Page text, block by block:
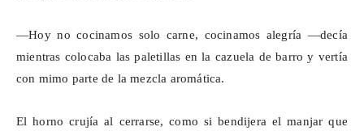
—Hoy no cocinamos solo carne, cocinamos alegría —decía
mientras colocaba las paletillas en la cazuela de barro y vertía
con mimo parte de la mezcla aromática.
El horno crujía al cerrarse, como si bendijera el manjar que